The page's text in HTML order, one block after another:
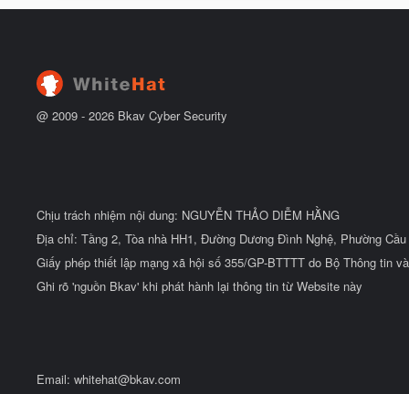
@ 2009 - 2026 Bkav Cyber Security
Chịu trách nhiệm nội dung: NGUYỄN THẢO DIỄM HẰNG
Địa chỉ: Tầng 2, Tòa nhà HH1, Đường Dương Đình Nghệ, Phường
Giấy phép thiết lập mạng xã hội số 355/GP-BTTTT do Bộ Thông tin
Ghi rõ 'nguồn Bkav' khi phát hành lại thông tin từ Website này
Email: whitehat@bkav.com